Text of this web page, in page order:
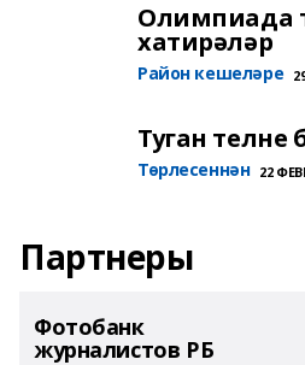
Олимпиада
хатирәләр
Район кешеләре
Туган
Төрлесеннән 22
Партнеры
Фотобанк
журналистов РБ